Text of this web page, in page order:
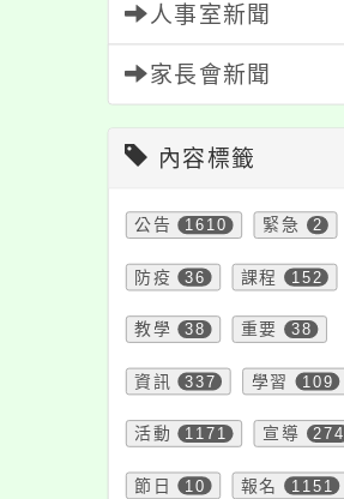
人事室新聞
家長會新聞
內容標籤
公告 1610 緊急 2
防疫 36 課程 152
教學 38 重要 38
資訊 337 學習 109
活動 1171 宣導 274
節日 10 報名 1151